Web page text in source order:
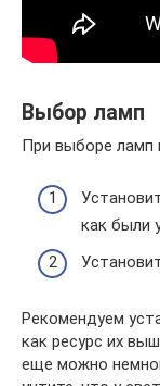
Выбор ламп
При выборе ламп
как были
Рекомендуем
как ресурс их
еще можно